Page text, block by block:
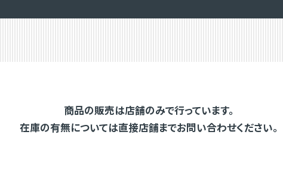
商品の販売は店舗のみで行っています。
在庫の有無については直接店舗までお問い合わせください。